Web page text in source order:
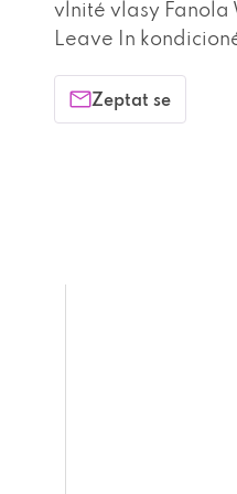
vlnité vlasy Fanola
Leave In
Zeptat se